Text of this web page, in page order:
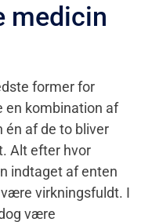
medicin
former for
en kombination af
én af de to bliver
Alt efter hvor
indtaget af enten
virkningsfuldt. I
være